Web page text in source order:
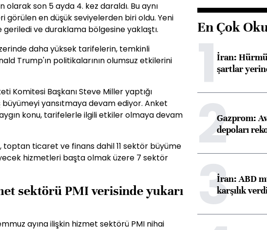
son 5 ayda 4. kez daraldı. Bu aynı
görülen en düşük seviyelerden biri oldu. Yeni
geriledi ve duraklama bölgesine yaklaştı.
daha yüksek tarifelerin, temkinli
Trump'ın politikalarının olumsuz etkilerini
Komitesi Başkanı Steve Miller yaptığı
yansıtmaya devam ediyor. Anket
konu, tarifelerle ilgili etkiler olmaya devam
toptan ticaret ve finans dahil 11 sektör büyüme
hizmetleri başta olmak üzere 7 sektör
sektörü PMI verisinde yukarı
ayına ilişkin hizmet sektörü PMI nihai
En Çok
1İran:
şartlar
2Gazprom:
depoları
3İran: ABD
karşılık